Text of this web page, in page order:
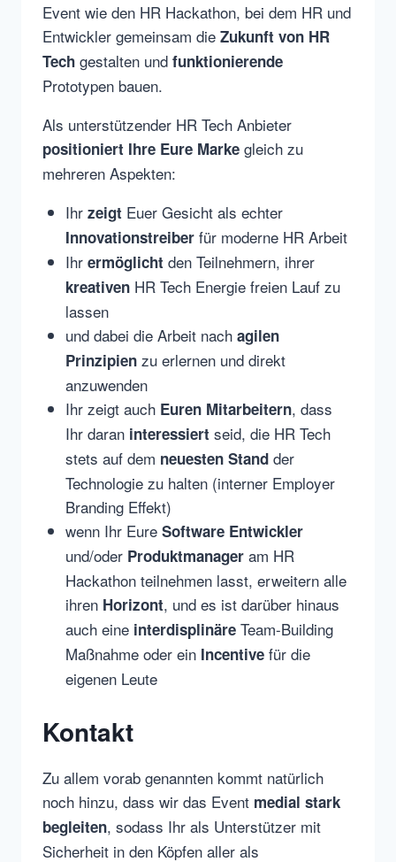
Event wie den HR Hackathon, bei dem HR und
Entwickler gemeinsam die Zukunft von HR
Tech gestalten und funktionierende
Prototypen bauen.
Als unterstützender HR Tech Anbieter
positioniert Ihre Eure Marke gleich zu
mehreren Aspekten:
Ihr zeigt Euer Gesicht als echter
Innovationstreiberfür moderne HR Arbeit
Ihr ermöglicht den Teilnehmern, ihrer
kreativenHR Tech Energie freien Lauf zu
lassen
und dabei die Arbeit nach agilen
Prinzipienzu erlernen und direkt
anzuwenden
Ihr zeigt auch Euren Mitarbeitern, dass
Ihr daran interessiert seid, die HR Tech
stets auf dem neuesten Standder
Technologie zu halten (interner Employer
Branding Effekt)
wenn Ihr Eure Software Entwickler
und/oder Produktmanageram HR
Hackathon teilnehmen lasst, erweitern alle
ihren Horizont, und es ist darüber hinaus
auch eine interdisplinäreTeam-Building
Maßnahme oder ein Incentivefür die
eigenen Leute
Kontakt
Zu allem vorab genannten kommt natürlich
noch hinzu, dass wir das Event medial stark
begleiten, sodass Ihr als Unterstützer mit
Sicherheit in den Köpfen aller als